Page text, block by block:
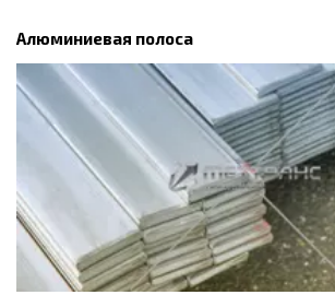
Алюминиевая полоса